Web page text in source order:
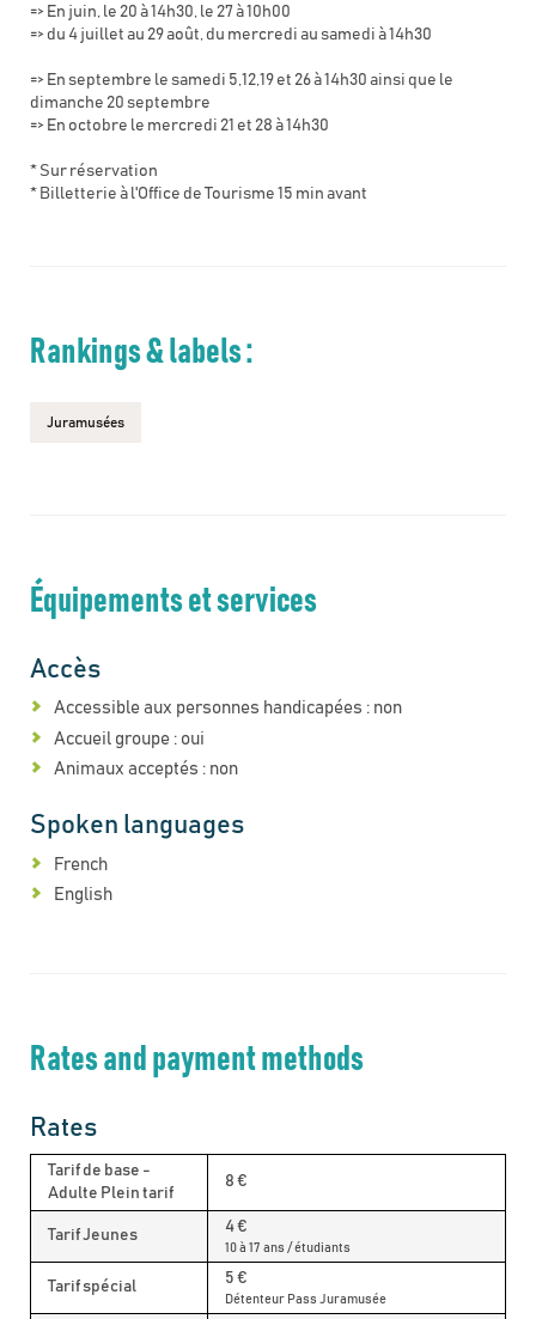
=> En juin, le 20 à 14h30, le 27 à 10h00
=> du 4 juillet au 29 août, du mercredi au samedi à 14h30
=> En septembre le samedi 5,12,19 et 26 à 14h30 ainsi que le
dimanche 20 septembre
=> En octobre le mercredi 21 et 28 à 14h30
* Sur réservation
* Billetterie à l'Office de Tourisme 15 min avant
Rankings & labels :
Juramusées
Équipements et services
Accès
Accessible aux personnes handicapées : non
Accueil groupe : oui
Animaux acceptés : non
Spoken languages
French
English
Rates and payment methods
Rates
Tarif de base -
Adulte Plein tarif
8 €
Tarif Jeunes 4 €
10 à 17 ans / étudiants
Tarif spécial 5 €
Détenteur Pass Juramusée